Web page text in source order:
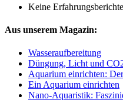
Keine
Aus unserem Magazin:
Wasseraufbereitung
Düngung, Licht und
Aquarium einrichten:
Ein Aquarium einrichten
Nano-Aquaristik: